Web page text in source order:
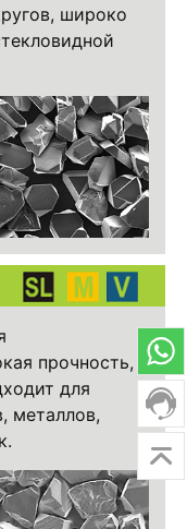
широко
прочность,
для
металлов,